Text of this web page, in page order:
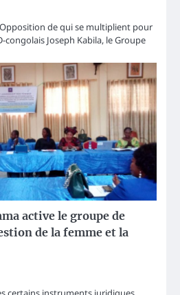
de qui se multiplient pour
congolais Joseph Kabila, le Groupe
active le groupe de
de la femme et la